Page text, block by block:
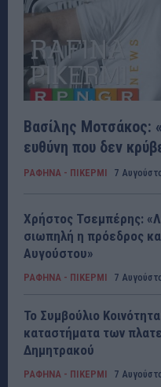
Βασίλης Μοτσάκος:
ευθύνη που δεν
ΡΑΦΗΝΑ - ΠΙΚΕΡΜΙ 7
Χρήστος Τσεμπέρης:
σιωπηλή η πρόεδρος
Αυγούστου»
ΡΑΦΗΝΑ - ΠΙΚΕΡΜΙ 7
Το Συμβούλιο
καταστήματα των
Δημητρακού
ΡΑΦΗΝΑ - ΠΙΚΕΡΜΙ 7